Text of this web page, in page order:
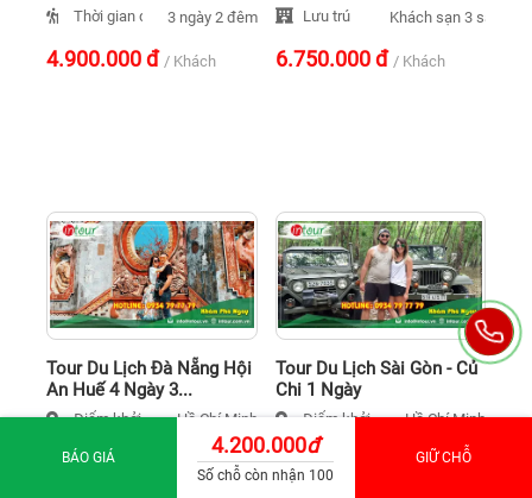
Thời gian đi
3 ngày 2 đêm
4.900.000đ / Khách
Lưu trú
Khách sạn 3 sao
6.750.000đ / Khách
Tour Du Lịch Đà Nẵng Hội
An Huế 4 Ngày 3...
Điểm khởi hànhHồ Chí Minh
Thời gian đi
4 ngày 3 đêm
Khách sạn 3 sao
Tour Du Lịch Sài Gòn - Củ
Chi 1 Ngày
Điểm khởi hànhHồ Chí Minh
Lưu trú
Không Lưu Trú
Thời gian đi
BÁO GIÁ 4.200.000đ
Số chỗ còn nhận 100
GIỮ CHỖ